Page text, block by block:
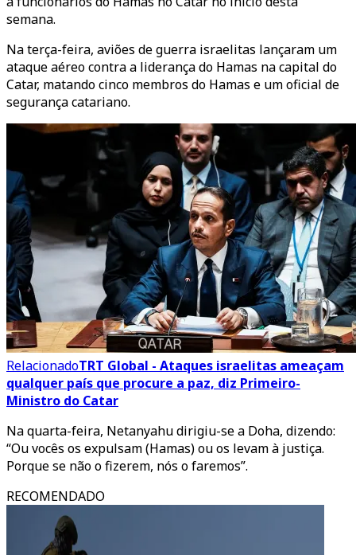
semana.
Na terça-feira, aviões de guerra israelitas lançaram um
ataque aéreo contra a liderança do Hamas na capital do
Catar, matando cinco membros do Hamas e um oficial de
segurança catariano.
RelacionadoTRT Global - Ataques israelitas ameaçam
qualquer país que procure a paz, diz Primeiro-
Ministro do Catar
Na quarta-feira, Netanyahu dirigiu-se a Doha, dizendo:
“Ou vocês os expulsam (Hamas) ou os levam à justiça.
Porque se não o fizerem, nós o faremos”.
RECOMENDADO